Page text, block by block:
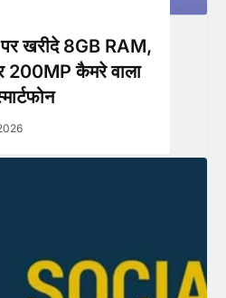
खरीदे 8GB RAM,
200MP कैमरे वाला